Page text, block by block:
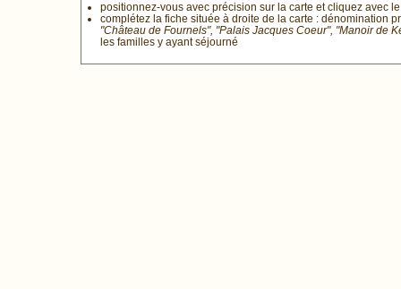
positionnez-vous avec précision sur la carte et cliquez avec
complétez la fiche située à droite de la carte : dénomination
"Château de Fournels", "Palais Jacques Coeur", "Manoir de
les familles y ayant séjourné